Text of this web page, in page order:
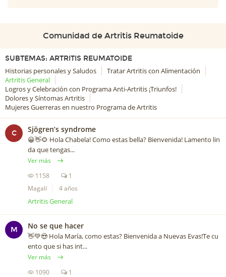
Comunidad de Artritis Reumatoide
SUBTEMAS: ARTRITIS REUMATOIDE
Historias personales y Saludos
Tratar Artritis con Alimentación
Artritis General
Logros y Celebración con Programa Anti-Artritis ¡Triunfos!
Dolores y Síntomas Artritis
Mujeres Guerreras en nuestro Programa de Artritis
C Sjögren’s syndrome
😀👋🌻 Hola Chabela! Como estas bella? Bienvenida! Lamento lin
da que tengas...
Ver más
1158
1
Magalí
4 años
Artritis General
M No se que hacer
👋💚😍 Hola María, como estas? Bienvenida a Nuevas Evas!Te cu
ento que si has int...
Ver más
1090
1